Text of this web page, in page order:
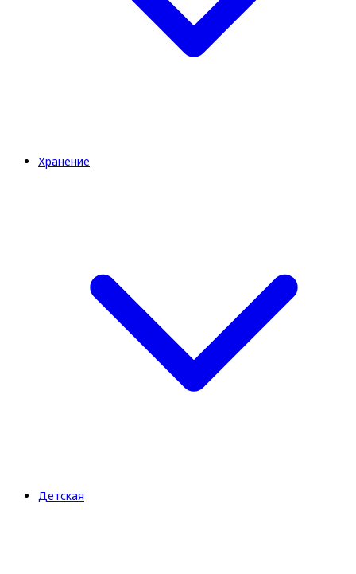
Хранение
Детская